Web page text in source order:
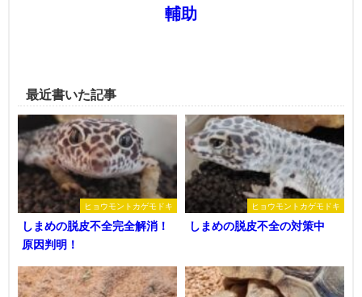
輔助
最近書いた記事
ヒョウモントカゲモドキ
しまめの脱皮不全完全解消！
原因判明！
ヒョウモントカゲモドキ
しまめの脱皮不全の対策中